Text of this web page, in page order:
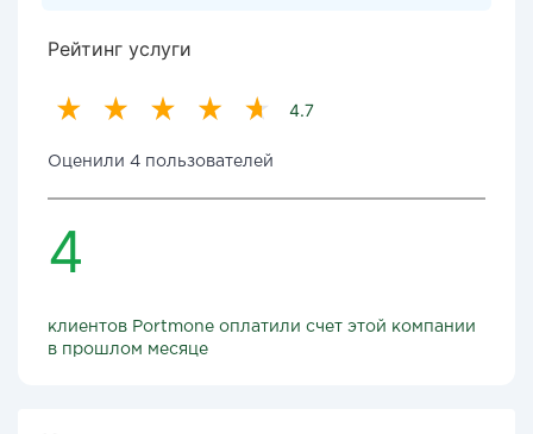
Рейтинг услуги
4.7
Оценили 4 пользователей
4
клиентов Portmone оплатили счет этой компании
в прошлом месяце